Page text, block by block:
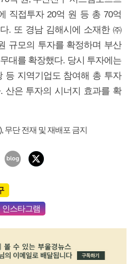
직접투자 20억 원 등 총 70억
. 또 경남 김해시에 소재한 ㈜
규모의 투자를 확정하며 부산
대를 확장했다. 당시 투자에는
등 지역기업도 참여해 총 투자
산은 투자의 시너지 효과를 확
무단 전재 및 재배포 금지
인스타그램